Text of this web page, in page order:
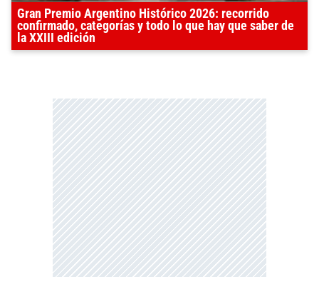
Gran Premio Argentino Histórico 2026: recorrido
confirmado, categorías y todo lo que hay que saber de
la XXIII edición